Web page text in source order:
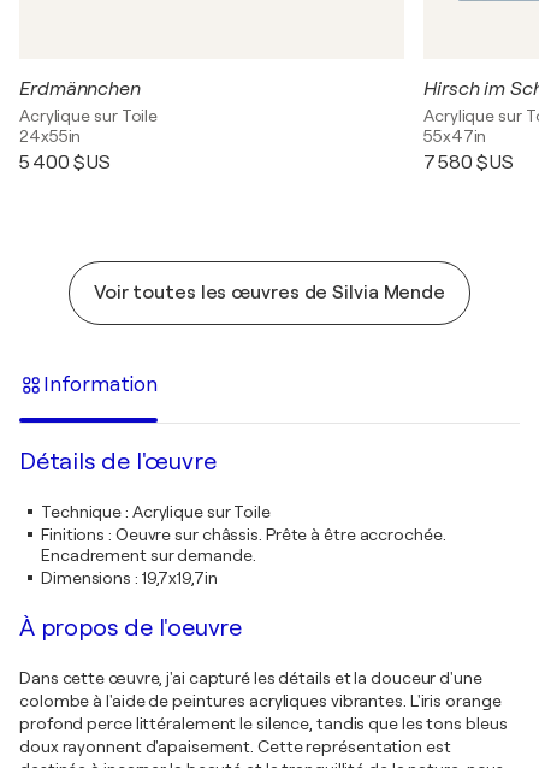
Erdmännchen
Acrylique sur Toile
24x55in
5 400 $US
Hirsch im
Acrylique sur
55x47in
7 580 $US
Voir toutes les œuvres de Silvia Mende
Information
Détails de l'œuvre
Technique: Acrylique sur Toile
Finitions : Oeuvre sur châssis. Prête à être accrochée.
Encadrement sur demande.
Dimensions : 19,7x19,7in
À propos de l'oeuvre
Dans cette œuvre, j'ai capturé les détails et la douceur d'une
colombe à l'aide de peintures acryliques vibrantes. L'iris orange
profond perce littéralement le silence, tandis que les tons bleus
doux rayonnent d'apaisement. Cette représentation est